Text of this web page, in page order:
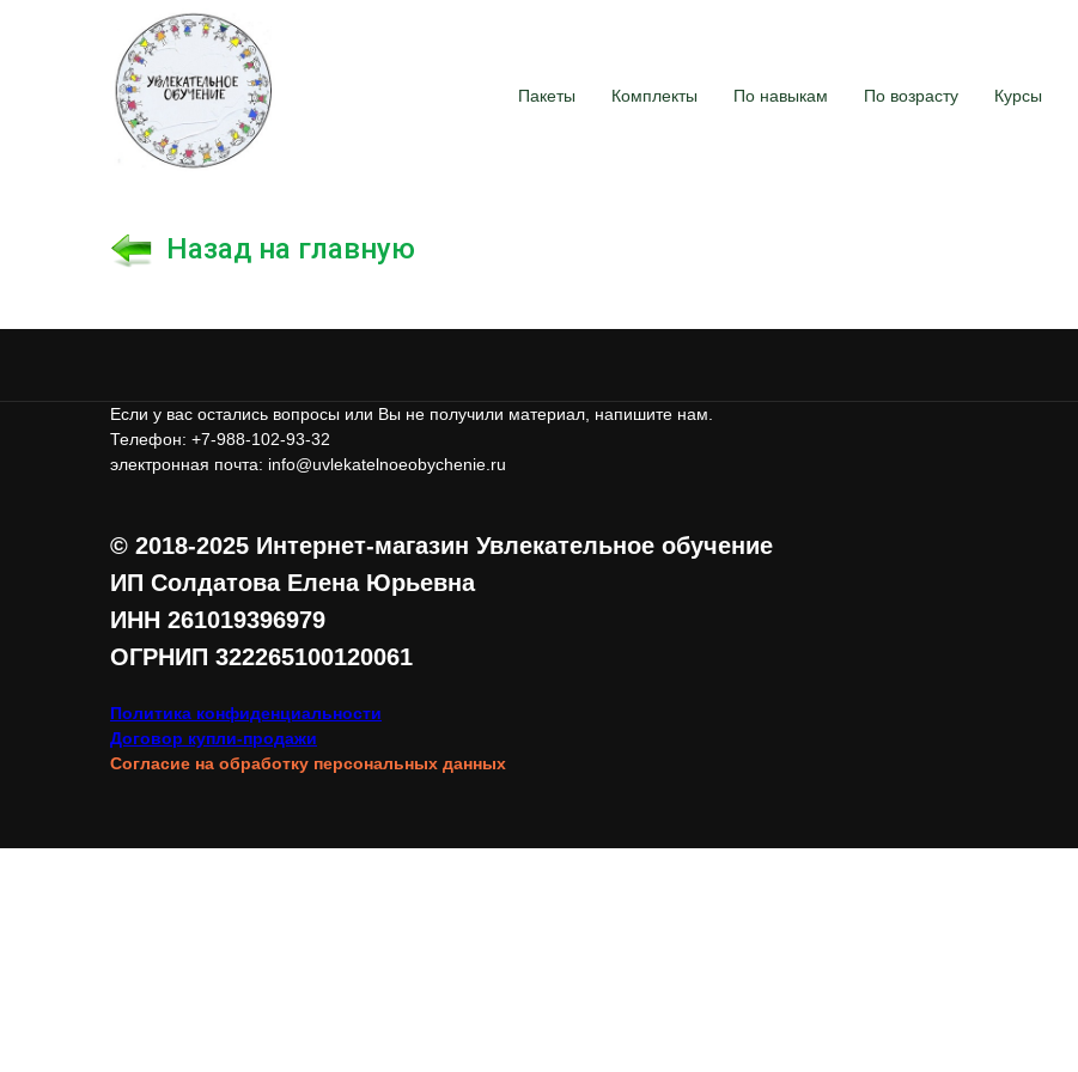
Пакеты Комплекты По навыкам По возрасту Курсы
Назад на главную
Назад на главную
Если у вас остались вопросы или Вы не получили материал, напишите нам.
Телефон: +7-988-102-93-32
электронная почта: info@uvlekatelnoeobychenie.ru
© 2018-2025 Интернет-магазин Увлекательное обучение
ИП Солдатова Елена Юрьевна
ИНН 261019396979
ОГРНИП 322265100120061
Политика конфиденциальности
Договор купли-продажи
Согласие на обработку персональных данных